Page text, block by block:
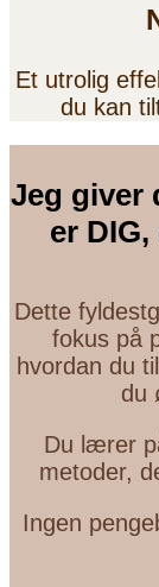
Et utrolig
du kan
Jeg giver
er
Dette
fokus på
hvordan du
du
Du lærer
metoder,
Ingen